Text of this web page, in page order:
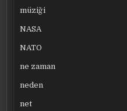
müziği
NASA
NATO
ne zaman
neden
net